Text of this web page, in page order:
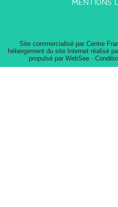
MENTIONS
Site commercialisé par Centre
hébergement du site Internet réalisé
propulsé par WebSee -